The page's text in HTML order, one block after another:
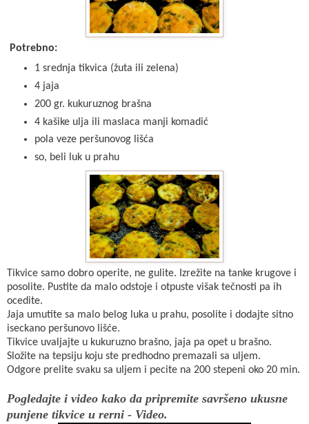
Potrebno:
1 srednja tikvica (žuta ili zelena)
4 jaja
200 gr. kukuruznog brašna
4 kašike ulja ili maslaca manji komadić
pola veze peršunovog lišća
so, beli luk u prahu
Tikvice samo dobro operite, ne gulite. Izrežite na tanke krugove i
posolite. Pustite da malo odstoje i otpuste višak tečnosti pa ih
ocedite.
Jaja umutite sa malo belog luka u prahu, posolite i dodajte sitno
iseckano peršunovo lišće.
Tikvice uvaljajte u kukuruzno brašno, jaja pa opet u brašno.
Složite na tepsiju koju ste predhodno premazali sa uljem.
Odgore prelite svaku sa uljem i pecite na 200 stepeni oko 20 min.
Pogledajte i video kako da pripremite savršeno ukusne
punjene tikvice u rerni - Video.